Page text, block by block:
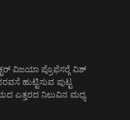
ವಿಜಯಾ ಪ್ರೊಫೆಸರ್‍ಗೆ ವಿಶ್
ಹುಟ್ಟಿಸುವ ಪುಟ್ಟ
ಎತ್ತರದ ನಿಲುವಿನ ಮಧ್ಯ